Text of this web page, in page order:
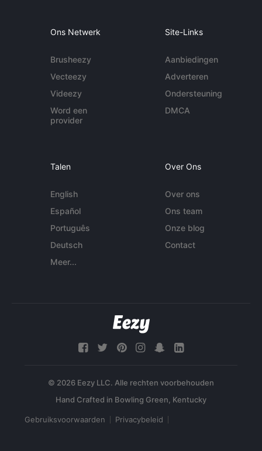
Ons Netwerk
Brusheezy
Vecteezy
Videezy
Word een
provider
Site-Links
Aanbiedingen
Adverteren
Ondersteuning
DMCA
Talen
English
Español
Português
Deutsch
Meer...
Over Ons
Over ons
Ons team
Onze blog
Contact
© 2026 Eezy LLC. Alle rechten voorbehouden
Gebruiksvoorwaarden Privacybeleid